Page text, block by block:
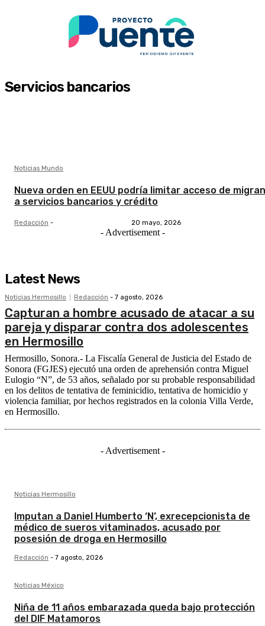
Servicios bancarios
Noticias Mundo
Nueva orden en EEUU podría limitar acceso de
a servicios bancarios y crédito
Redacción - 20 mayo, 2026
- Advertisement -
Latest News
Noticias Hermosillo Redacción - 7 agosto, 2026
Capturan a hombre acusado de atacar a su
pareja y disparar contra dos adolescentes
en Hermosillo
Hermosillo, Sonora.- La Fiscalía General de Justicia del Estado de
Sonora (FGJES) ejecutó una orden de aprehensión contra Miguel
Eulogio “N”, de 53 años, señalado por su probable responsabilidad
en los delitos de tentativa de feminicidio, tentativa de homicidio y
violencia familiar, por hechos registrados en la colonia Villa Verde,
en Hermosillo.
- Advertisement -
Noticias Hermosillo
Imputan a Daniel Humberto ‘N’, exrecepcionista de
médico de sueros vitaminados, acusado por
posesión de droga en Hermosillo
Redacción - 7 agosto, 2026
Noticias México
Niña de 11 años embarazada queda bajo protección
del DIF Matamoros